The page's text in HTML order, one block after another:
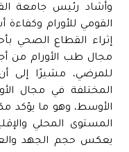
وأشاد رئيس جامعة
القومي للأورام وكفاءة
إثراء القطاع الصحي
مجال طب الأورام من
للمرضي، مشيرًا إلى
المختلفة في مجال
الأوسط، وهو ما يؤكد
المستوى المحلي
يعكس حجم الجهد